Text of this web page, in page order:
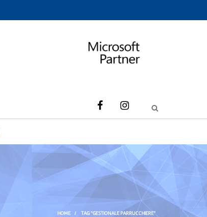
HOME / TAG "GESTIONALE PARRUCCHIERE"